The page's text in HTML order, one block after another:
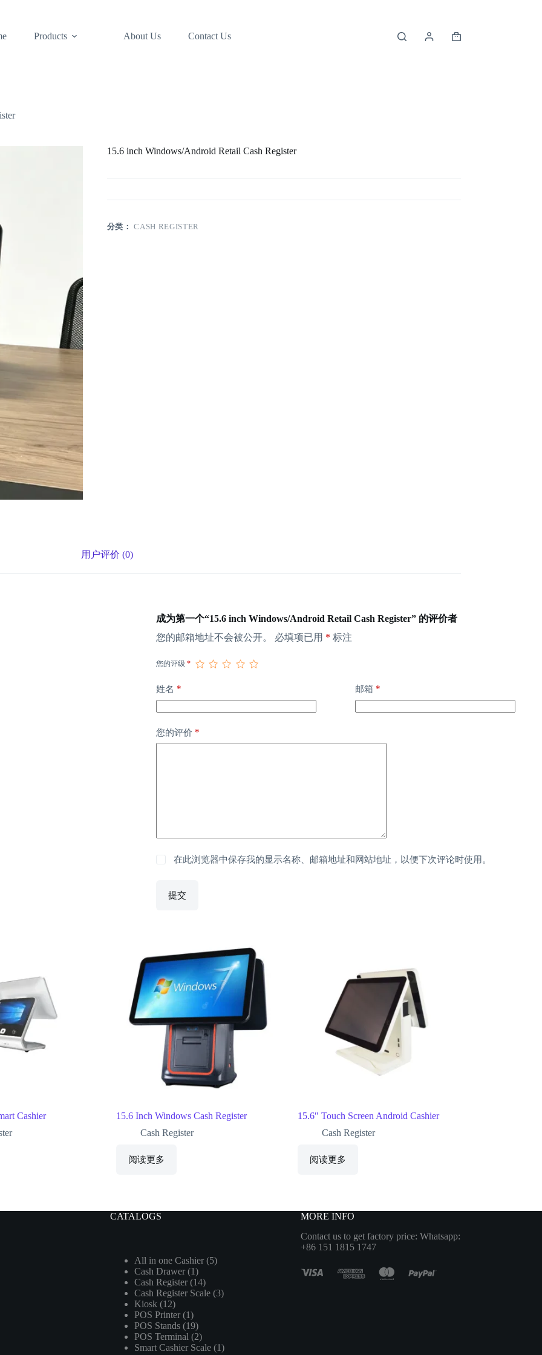
Products About Us Contact Us
购
15.6 inch Windows/Android Retail Cash Register
分类：CASH REGISTER
用户评价 (0)
成为第一个“15.6 inch Windows/Android Retail Cash Register” 的评价者
您的邮箱地址不会被公开。
必填项已用 * 标注
您的评级 *
姓名 * 邮箱 *
您的评价 *
在此浏览器中保存我的显示名称、邮箱地址和网站地址，以便下次评论时使用。
提交
Cashier
15.6 Inch Windows Cash Register
Cash Register
阅读更多
15.6″ Touch Screen Android Cashier
Cash Register
阅读更多
CATALOGS
All in one Cashier 55
品
Cash Drawer 11
个
产
Cash Register 1414
个
Cash Register Scale 33
Kiosk 1212
个
产
品
POS Printer 11
个
产
品
POS Stands 1919
个
产
POS Terminal 22
个
Smart Cashier Scale 11
MORE INFO
Contact us to get factory price: Whatsapp:
+86 151 1815 1747